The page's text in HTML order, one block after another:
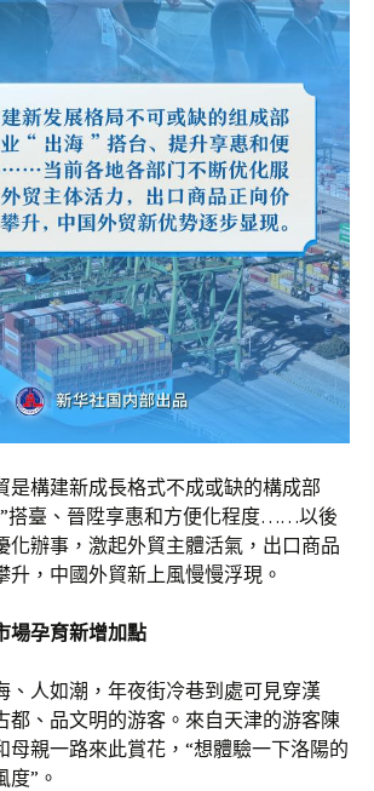
是構建新成長格式不成或缺的構成部
搭臺、晉陞享惠和方便化程度……以後
化辦事，激起外貿主體活氣，出口商品
升，中國外貿新上風慢慢浮現。
場孕育新增加點
、人如潮，年夜街冷巷到處可見穿漢
都、品文明的游客。來自天津的游客陳
母親一路來此賞花，“想體驗一下洛陽的
度”。